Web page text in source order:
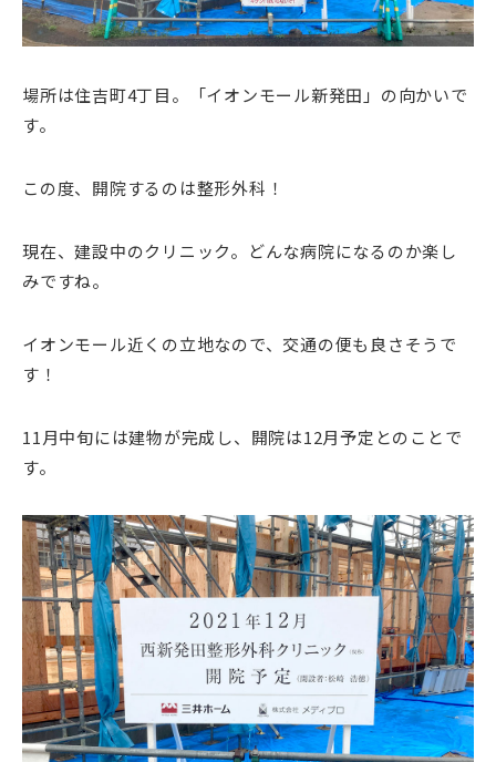
場所は住吉町4丁目。「イオンモール新発田」の向かいで
す。
この度、開院するのは整形外科！
現在、建設中のクリニック。どんな病院になるのか楽し
みですね。
イオンモール近くの立地なので、交通の便も良さそうで
す！
11月中旬には建物が完成し、開院は12月予定とのことで
す。